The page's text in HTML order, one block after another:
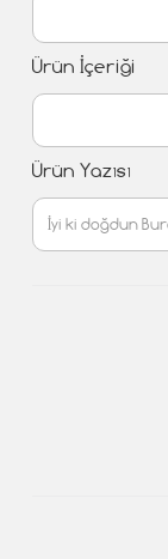
Ürün İçeriği
Ürün Yazısı